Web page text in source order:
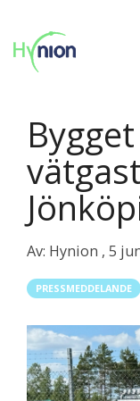
Av: Hynion , 5
PRESSMEDDELANDE